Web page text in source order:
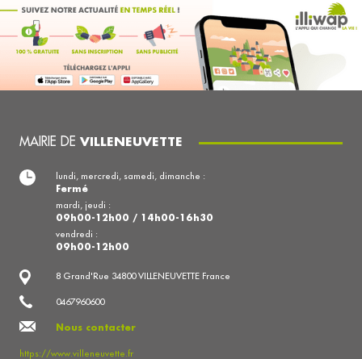
MAIRIE DE VILLENEUVETTE
8 Grand'Rue 34800 VILLENEUVETTE France
0467960600
Nous contacter
https://www.villeneuvette.fr
lundi, mercredi, samedi, dimanche :
Fermé
mardi, jeudi :
09h00-12h00 / 14h00-16h30
vendredi :
09h00-12h00